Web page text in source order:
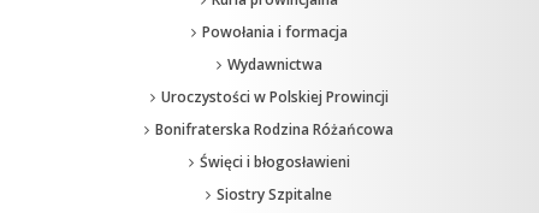
Powołania i formacja
Wydawnictwa
Uroczystości w Polskiej Prowincji
Bonifraterska Rodzina Różańcowa
Święci i błogosławieni
Siostry Szpitalne